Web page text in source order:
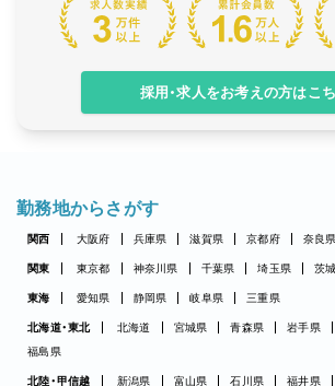
採用・求人をお考えの方はこ
勤務地からさがす
関西 大阪府 兵庫県 滋賀県 京都府 奈良県
関東 東京都 神奈川県 千葉県 埼玉県 茨
東海 愛知県 静岡県 岐阜県 三重県
北海道・東北 北海道 宮城県 青森県 岩手県
福島県
北陸・甲信越 新潟県 富山県 石川県 福井県